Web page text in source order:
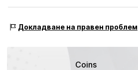
64372 Ober-Ramstadt
Докладване на правен проблем
Coins